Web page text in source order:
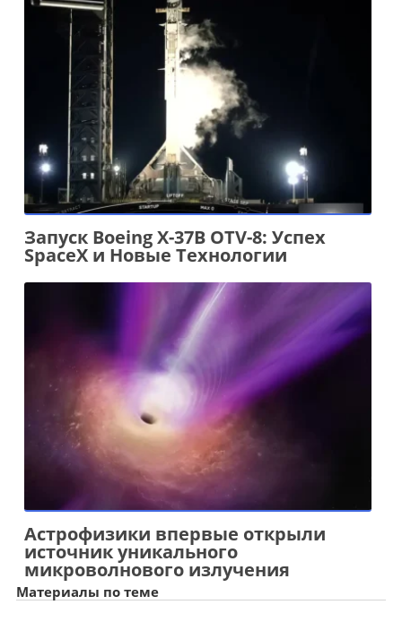
Запуск Boeing X-37B OTV-8: Успех
SpaceX и Новые Технологии
Астрофизики впервые открыли
источник уникального
микроволнового излучения
Материалы по теме